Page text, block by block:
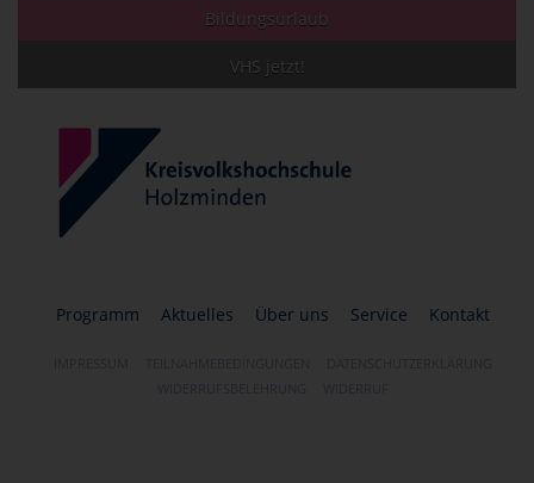
Bildungsurlaub
VHS jetzt!
Programm Aktuelles Über uns Service Kontakt